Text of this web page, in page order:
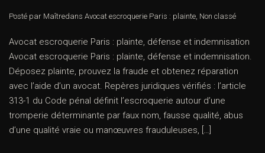
Posté par Maîtredans Avocat escroquerie Paris : plainte, Non classé
Avocat escroquerie Paris : plainte, défense et indemnisation
Avocat escroquerie Paris : plainte, défense et indemnisation.
Déposez plainte, prouvez la fraude et obtenez réparation
avec l’aide d’un avocat. Repères juridiques vérifiés : l’article
313-1 du Code pénal définit l’escroquerie autour d’une
tromperie déterminante par faux nom, fausse qualité, abus
d’une qualité vraie ou manœuvres frauduleuses, […]